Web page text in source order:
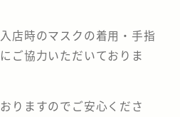
店時のマスクの着用・手指
ご協力いただいておりま
りますのでご安心くださ